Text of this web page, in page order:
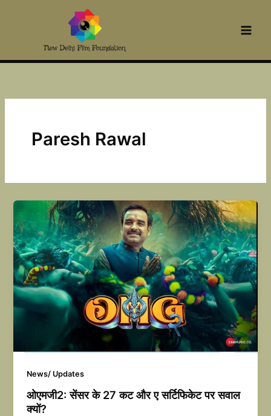
Paresh Rawal
News/ Updates
ओएमजी2: सेंसर के 27 कट और ए सर्टिफिकेट पर सवाल
क्यों?